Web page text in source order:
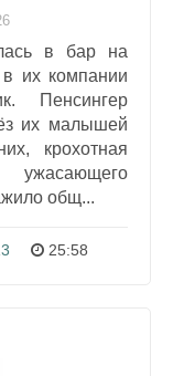
в бар на
их компании
Пенсингер
их малышей
крохотная
общ...
25:58